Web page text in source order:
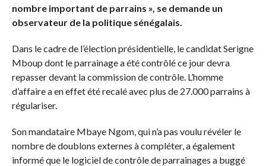
nombre important de parrains », se demande un
observateur de la politique sénégalais.
Dans le cadre de l’élection présidentielle, le candidat Serigne
Mboup dont le parrainage a été contrôlé ce jour devra
repasser devant la commission de contrôle. L’homme
d’affaire a en effet été recalé avec plus de 27.000 parrains à
régulariser.
Son mandataire Mbaye Ngom, qui n’a pas voulu révéler le
nombre de doublons externes à compléter, a également
informé que le logiciel de contrôle de parrainages a buggé